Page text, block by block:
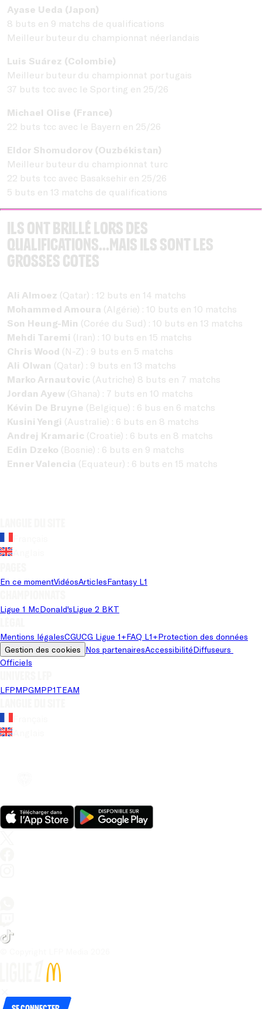
Ayase Ueda (Japon)
8 buts en 9 matchs de qualifications
Meilleur buteur du championnat néerlandais
Luis Suárez (Colombie)
Meilleur buteur du championnat portugais
37 buts tcc avec le Sporting en 25/26
Michael Olise (France)
22 buts tcc avec le Bayern en 25/26
Eldor Shomudorov (Ouzbékistan)
Meilleur buteur du championnat turc
22 buts tcc avec Basaksehir en 25/26
5 buts en 13 matchs de qualifications
Ils ont brillé lors des
qualifications...mais ils sont les
grosses cotes
Ali Almoez (Qatar) : 12 buts en 14 matchs
Mohammed Amoura (Algérie) : 10 buts en 10 matchs
Son Heung-Min (Corée du Sud) : 10 buts en 13 matchs
Mehdi Taremi (Iran) : 10 buts en 15 matchs
Chris Wood (N-Z) : 9 buts en 5 matchs
Ali Olwan (Qatar) : 9 buts en 13 matchs
Marko Arnautovic (Autriche) 8 buts en 7 matchs
Jordan Ayew (Ghana) : 7 buts en 10 matchs
Kévin De Bruyne (Belgique) : 6 bus en 6 matchs
Kusini Yengi (Australie) : 6 buts en 8 matchs
Andrej Kramaric (Croatie) : 6 buts en 8 matchs
Edin Dzeko (Bosnie) : 6 buts en 9 matchs
Enner Valencia (Equateur) : 6 buts en 15 matchs
En ce momentVidéosArticlesFantasy L1
Ligue 1 McDonald'sLigue 2 BKT
Mentions légalesCGUCG Ligue 1+FAQ L1+Protection des données
Gestion des cookies Nos partenairesAccessibilitéDiffuseurs
Officiels
LFPMPGMPP1TEAM